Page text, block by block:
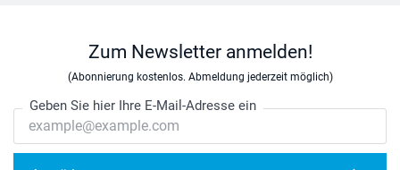
Zum Newsletter anmelden!
(Abonnierung kostenlos. Abmeldung jederzeit möglich)
Geben Sie hier Ihre E-Mail-Adresse ein